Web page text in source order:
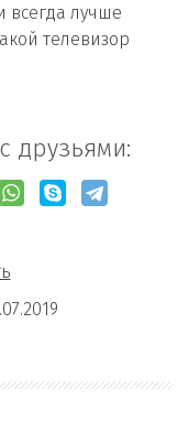
всегда лучше
телевизор
с друзьями: